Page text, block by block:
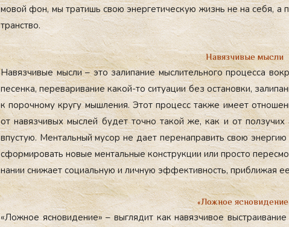
мовой фон, мы тра­тишь свою энер­ге­тичес­кую жизнь не на се­бя,
транс­тво.
Навязчивые мысли
На­вяз­чи­вые мыс­ли – это за­липа­ние мыс­ли­тель­но­го про­цес­са
пе­сен­ка, пе­рева­рива­ние ка­кой-то си­ту­ации без ос­та­нов­ки,
к по­роч­но­му кру­гу мыш­ле­ния. Этот про­цесс так­же име­ет
от на­вяз­чи­вых мыс­лей бу­дет точ­но та­кой же, как и от пол­зу­чих
впус­тую. Мен­таль­ный му­сор не да­ет пе­ренап­ра­вить свою
сфор­ми­ровать но­вые мен­таль­ные конс­трук­ции или прос­то
на­нии сни­жа­ет со­ци­аль­ную и лич­ную эф­фектив­ность, приб­ли­жая
«Ложное
«Лож­ное яс­но­виде­ние» – выг­ля­дит как на­вяз­чи­вое